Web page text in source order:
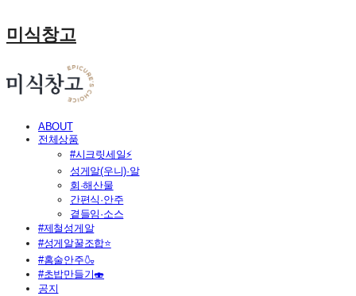
미식창고
ABOUT
전체상품
#시크릿세일⚡
성게알(우니)·알
회·해산물
간편식·안주
곁들임·소스
#제철성게알
#성게알꿀조합⭐
#홈술안주🍶
#초밥만들기🍣
공지